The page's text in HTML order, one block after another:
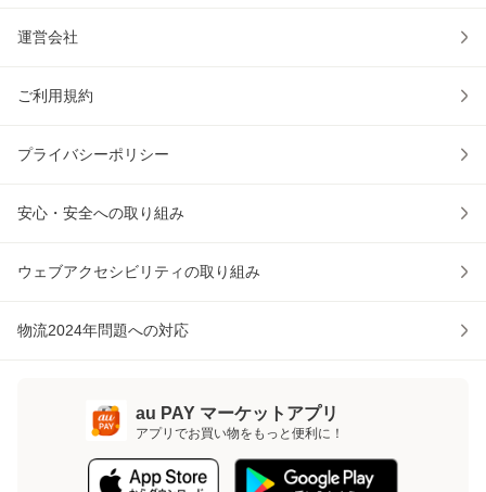
運営会社
ご利用規約
プライバシーポリシー
安心・安全への取り組み
ウェブアクセシビリティの取り組み
物流2024年問題への対応
au PAY マーケットアプリ
アプリでお買い物をもっと便利に！